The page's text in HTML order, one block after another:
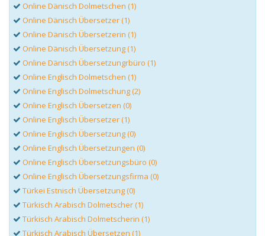
Online Dänisch Dolmetschen (1)
Online Dänisch Übersetzer (1)
Online Dänisch Übersetzerin (1)
Online Dänisch Übersetzung (1)
Online Dänisch Übersetzungrbüro (1)
Online Englisch Dolmetschen (1)
Online Englisch Dolmetschung (2)
Online Englisch Übersetzen (0)
Online Englisch Übersetzer (1)
Online Englisch Übersetzung (0)
Online Englisch Übersetzungen (0)
Online Englisch Übersetzungsbüro (0)
Online Englisch Übersetzungsfirma (0)
Türkei Estnisch Übersetzung (0)
Türkisch Arabisch Dolmetscher (1)
Türkisch Arabisch Dolmetscherin (1)
Türkisch Arabisch Übersetzen (1)